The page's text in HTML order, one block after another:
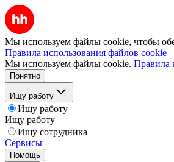
Мы используем файлы cookie, чтобы
Правила использования файлов cookie
Мы используем файлы cookie. Правила
Понятно
Ищу работу
Ищу работу
Ищу работу
Ищу сотрудника
Сервисы
Помощь